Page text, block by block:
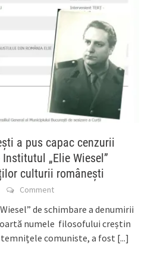
a pus capac cenzurii
„Elie Wiesel”
culturii românești
Comment
de schimbare a denumirii
numele filosofului creștin
temnițele comuniste, a fost [...]